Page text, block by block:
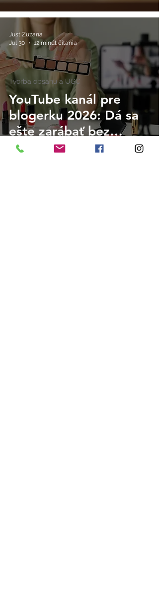
YouTube kanál pre
blogerku 2026: Dá sa
ešte zarábať bez
produktov a s malým
Tvorba obsahu a UGC
Just Zuzana
Jul 30
12 minút čítania